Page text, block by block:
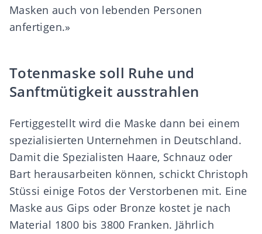
Masken auch von lebenden Personen
anfertigen.»
Totenmaske soll Ruhe und
Sanftmütigkeit ausstrahlen
Fertiggestellt wird die Maske dann bei einem
spezialisierten Unternehmen in Deutschland.
Damit die Spezialisten Haare, Schnauz oder
Bart herausarbeiten können, schickt Christoph
Stüssi einige Fotos der Verstorbenen mit. Eine
Maske aus Gips oder Bronze kostet je nach
Material 1800 bis 3800 Franken. Jährlich